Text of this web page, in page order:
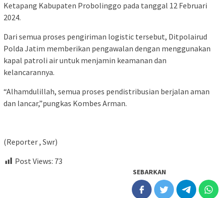
Ketapang Kabupaten Probolinggo pada tanggal 12 Februari
2024.
Dari semua proses pengiriman logistic tersebut, Ditpolairud
Polda Jatim memberikan pengawalan dengan menggunakan
kapal patroli air untuk menjamin keamanan dan
kelancarannya.
“Alhamdulillah, semua proses pendistribusian berjalan aman
dan lancar,”pungkas Kombes Arman.
(Reporter , Swr)
Post Views: 73
SEBARKAN